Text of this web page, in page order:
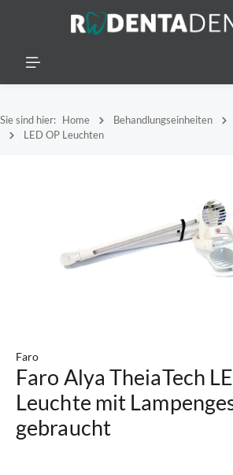
Sie sind hier: Home Behandlungseinheiten
LED OP Leuchten
Faro
Faro Alya TheiaTech
Leuchte mit
gebraucht